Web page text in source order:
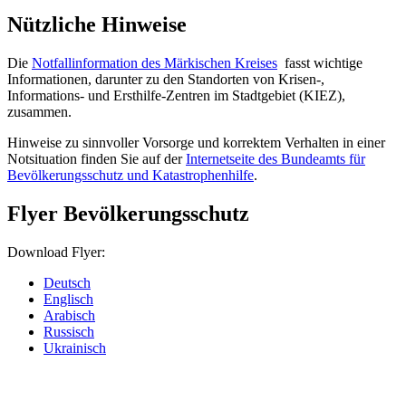
Nützliche Hinweise
Die Notfallinformation des Märkischen Kreises fasst wichtige
Informationen, darunter zu den Standorten von Krisen-,
Informations- und Ersthilfe-Zentren im Stadtgebiet (KIEZ),
zusammen.
Hinweise zu sinnvoller Vorsorge und korrektem Verhalten in einer
Notsituation finden Sie auf derInternetseite des Bundeamts für
Bevölkerungsschutz und Katastrophenhilfe.
Flyer Bevölkerungsschutz
Download Flyer:
Deutsch
Englisch
Arabisch
Russisch
Ukrainisch